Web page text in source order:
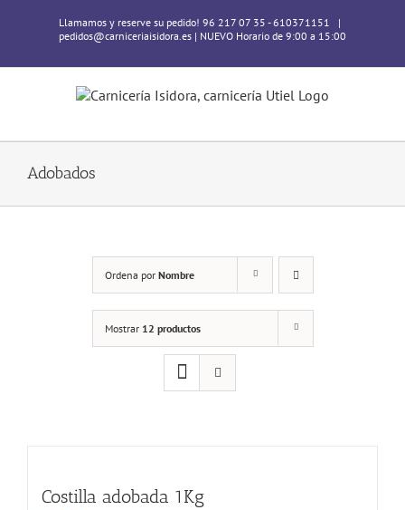
Llamamos y reserve su pedido! 96 217 07 35 - 610371151
|
pedidos@carniceriaisidora.es | NUEVO Horario de 9:00 a 15:00
Adobados
Ordena por Nombre
Mostrar 12 productos
Costilla adobada 1Kg